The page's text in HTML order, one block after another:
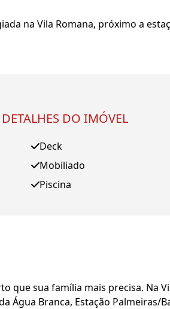
na Vila Romana, próximo a
DETALHES DO IMÓVEL
Deck
Mobiliado
Piscina
sua família mais precisa. Na
Água Branca, Estação Palmeiras/